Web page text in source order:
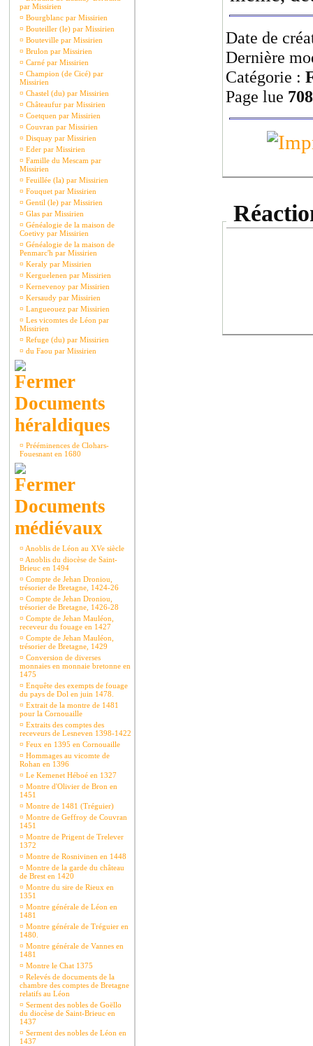
par Missirien
¤ Bourgblanc par Missirien
¤ Bouteiller (le) par Missirien
¤ Bouteville par Missirien
¤ Brulon par Missirien
¤ Carné par Missirien
¤ Champion (de Cicé) par
Missirien
¤ Chastel (du) par Missirien
¤ Châteaufur par Missirien
¤ Coetquen par Missirien
¤ Couvran par Missirien
¤ Disquay par Missirien
¤ Eder par Missirien
¤ Famille du Mescam par
Missirien
¤ Feuillée (la) par Missirien
¤ Fouquet par Missirien
¤ Gentil (le) par Missirien
¤ Glas par Missirien
¤ Généalogie de la maison de
Coetivy par Missirien
¤ Généalogie de la maison de
Penmarc'h par Missirien
¤ Keraly par Missirien
¤ Kerguelenen par Missirien
¤ Kernevenoy par Missirien
¤ Kersaudy par Missirien
¤ Langueouez par Missirien
¤ Les vicomtes de Léon par
Missirien
¤ Refuge (du) par Missirien
¤ du Faou par Missirien
Documents
héraldiques
¤ Prééminences de Clohars-
Fouesnant en 1680
Documents
médiévaux
¤ Anoblis de Léon au XVe siècle
¤ Anoblis du diocèse de Saint-
Brieuc en 1494
¤ Compte de Jehan Droniou,
trésorier de Bretagne, 1424-26
¤ Compte de Jehan Droniou,
trésorier de Bretagne, 1426-28
¤ Compte de Jehan Mauléon,
receveur du fouage en 1427
¤ Compte de Jehan Mauléon,
trésorier de Bretagne, 1429
¤ Conversion de diverses
monnaies en monnaie bretonne en
1475
¤ Enquête des exempts de fouage
du pays de Dol en juin 1478.
¤ Extrait de la montre de 1481
pour la Cornouaille
¤ Extraits des comptes des
receveurs de Lesneven 1398-1422
¤ Feux en 1395 en Cornouaille
¤ Hommages au vicomte de
Rohan en 1396
¤ Le Kemenet Héboé en 1327
¤ Montre d'Olivier de Bron en
1451
¤ Montre de 1481 (Tréguier)
¤ Montre de Geffroy de Couvran
1451
¤ Montre de Prigent de Trelever
1372
¤ Montre de Rosnivinen en 1448
¤ Montre de la garde du château
de Brest en 1420
¤ Montre du sire de Rieux en
1351
¤ Montre générale de Léon en
1481
¤ Montre générale de Tréguier en
1480.
¤ Montre générale de Vannes en
1481
¤ Montre le Chat 1375
¤ Relevés de documents de la
chambre des comptes de Bretagne
relatifs au Léon
¤ Serment des nobles de Goëllo
du diocèse de Saint-Brieuc en
1437
¤ Serment des nobles de Léon en
1437
Date de
Dernière
Catégorie :
Page lue